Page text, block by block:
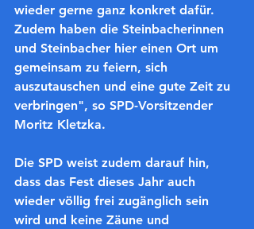
wieder gerne ganz konkret dafür.
Zudem haben die Steinbacherinnen
und Steinbacher hier einen Ort um
gemeinsam zu feiern, sich
auszutauschen und eine gute Zeit zu
verbringen", so SPD-Vorsitzender
Moritz Kletzka.
Die SPD weist zudem darauf hin,
dass das Fest dieses Jahr auch
wieder völlig frei zugänglich sein
wird und keine Zäune und